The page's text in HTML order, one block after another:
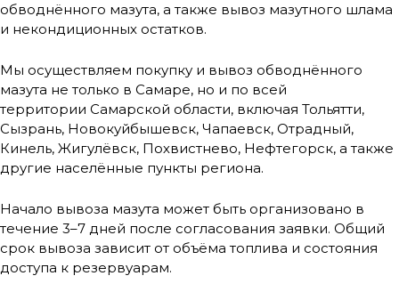
обводнённого мазута, а также вывоз мазутного шлама
и некондиционных остатков.
Мы осуществляем покупку и вывоз обводнённого
мазута не только в Самаре, но и по всей
территории Самарской области, включая Тольятти,
Сызрань, Новокуйбышевск, Чапаевск, Отрадный,
Кинель, Жигулёвск, Похвистнево, Нефтегорск, а также
другие населённые пункты региона.
Начало вывоза мазута может быть организовано в
течение 3–7 дней после согласования заявки. Общий
срок вывоза зависит от объёма топлива и состояния
доступа к резервуарам.